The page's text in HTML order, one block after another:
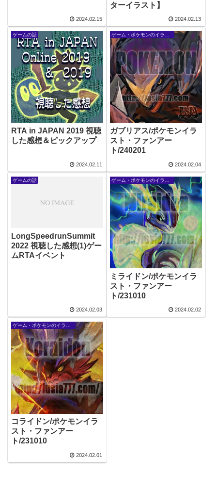
2024.02.15
ターイラスト】
2024.02.13
ゲームの話
RTA in JAPAN 2019 視聴
した感想＆ピックアップ
2024.02.11
ガブリアス/ポケモンイラ
スト・ファンアー
ト/240201
2024.02.04
ゲームの話
LongSpeedrunSummit
2022 視聴した感想(1)ゲー
ムRTAイベント
2024.02.03
ミライドン/ポケモンイラ
スト・ファンアー
ト/231010
2024.02.02
ゲーム・ポケモンのイラスト
コライドン/ポケモンイラ
スト・ファンアー
ト/231010
2024.02.01